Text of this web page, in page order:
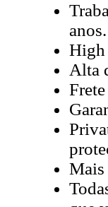
anos.
High
Alta
Mais